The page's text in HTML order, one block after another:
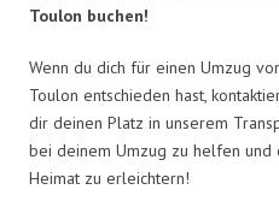
Toulon buchen!
Wenn du dich für einen Umzug
Toulon entschieden hast,
dir deinen Platz in unserem
bei deinem Umzug zu helfen
Heimat zu erleichtern!